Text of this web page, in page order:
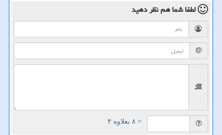
لطفا شما همنظر دهید
= ۸ بعلاوه ۴